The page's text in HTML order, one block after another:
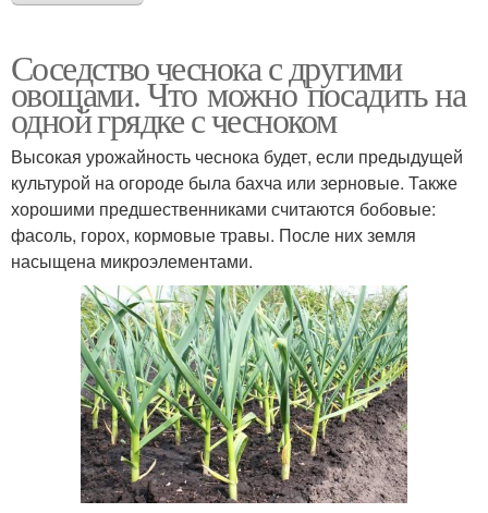
Соседство чеснока с другими
овощами. Что можно посадить на
одной грядке с чесноком
Высокая урожайность чеснока будет, если предыдущей
культурой на огороде была бахча или зерновые. Также
хорошими предшественниками считаются бобовые:
фасоль, горох, кормовые травы. После них земля
насыщена микроэлементами.